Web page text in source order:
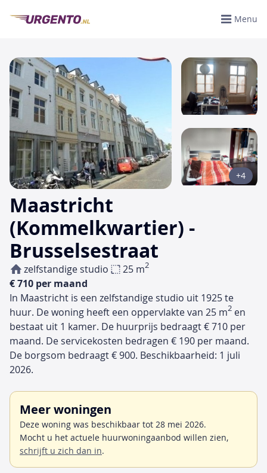
Menu
Maastricht
(Kommelkwartier) -
Brusselsestraat
zelfstandige studio 25 m2
€ 710 per maand
+4
In Maastricht is een zelfstandige studio uit 1925 te
huur. De woning heeft een oppervlakte van 25 m2 en
bestaat uit 1 kamer. De huurprijs bedraagt € 710 per
maand. De servicekosten bedragen € 190 per maand.
De borgsom bedraagt € 900. Beschikbaarheid: 1 juli
2026.
Meer woningen
Deze woning was beschikbaar tot 28 mei 2026.
Mocht u het actuele huurwoningaanbod willen zien,
schrijft u zich dan in.